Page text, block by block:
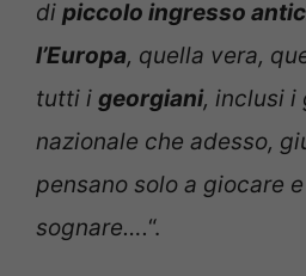
di piccolo ingresso
l’Europa, quella vera,
tutti i georgiani, inclusi i
nazionale che adesso,
pensano solo a giocare
sognare….“.